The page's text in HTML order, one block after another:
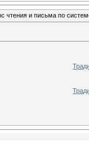
чтения и письма по